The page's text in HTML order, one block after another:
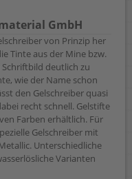
GmbH
von Prinzip her
Tinte aus der Mine bzw.
deutlich zu
wie der Name schon
den Gelschreiber quasi
recht schnell. Gelstifte
Farben erhältlich. Für
Gelschreiber mit
Unterschiedliche
Varianten